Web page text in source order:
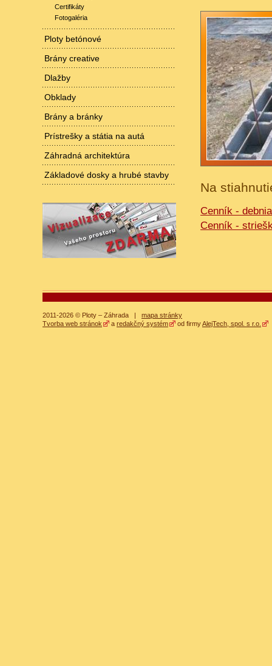
Certifikáty
Fotogaléria
Ploty betónové
Brány creative
Dlažby
Obklady
Brány a bránky
Prístrešky a státia na autá
Záhradná architektúra
Základové dosky a hrubé stavby
Na
Cenník -
Cenník -
2011-2026 © Ploty – Záhrada | mapa stránky
Tvorba web stránok
a redakčný systém od firmyAlejTech, spol. s r.o.